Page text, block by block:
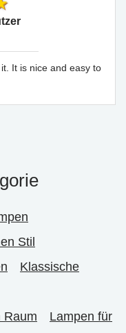
It is nice and easy to
Stil
Klassische
Raum
Lampen für